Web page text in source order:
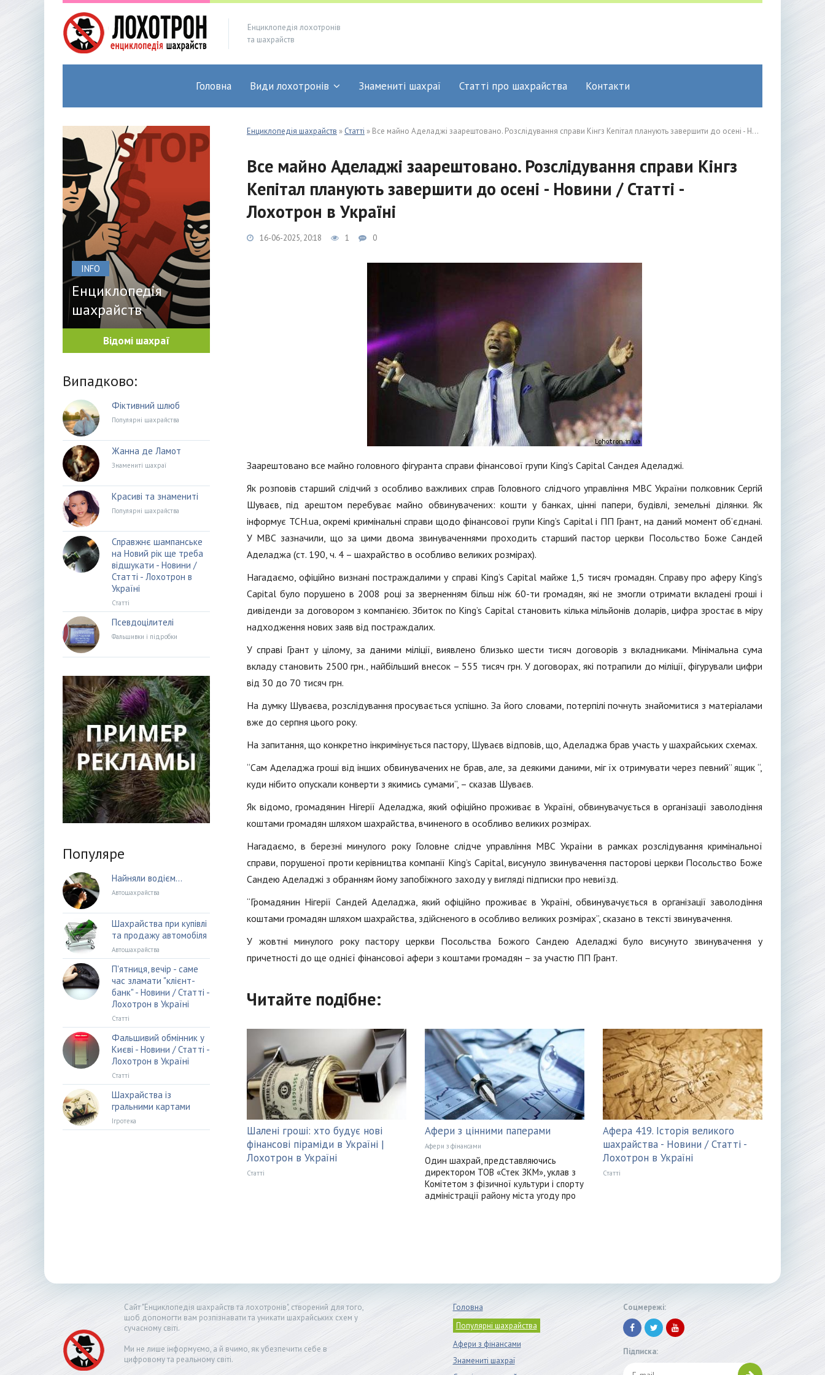
Енциклопедія лохотронів
та шахрайств
Головна Види лохотронів Знамениті шахраї Статті про шахрайства Контакти
Енциклопедія шахрайств » Статті » Все майно Аделаджі заарештовано. Розслідування справи Кінгз Кепітал планують завершити до осені - Новини / Статті - Лохотрон в Україні
Все майно Аделаджі заарештовано. Розслідування справи Кінгз
Кепітал планують завершити до осені - Новини / Статті -
Лохотрон в Україні
16-06-2025, 20:18 1 0
Заарештовано все майно головного фігуранта справи фінансової групи King’s Capital Сандея Аделаджі.
Як розповів старший слідчий з особливо важливих справ Головного слідчого управління МВС України полковник Сергій
Шуваєв, під арештом перебуває майно обвинувачених: кошти у банках, цінні папери, будівлі, земельні ділянки. Як
інформує ТСН.ua, окремі кримінальні справи щодо фінансової групи King’s Capital і ПП Грант, на даний момент об’єднані.
У МВС зазначили, що за цими двома звинуваченнями проходить старший пастор церкви Посольство Боже Сандей
Аделаджа (ст. 190, ч. 4 – шахрайство в особливо великих розмірах).
Нагадаємо, офіційно визнані постраждалими у справі King’s Capital майже 1,5 тисяч громадян. Справу про аферу King’s
Capital було порушено в 2008 році за зверненням більш ніж 60-ти громадян, які не змогли отримати вкладені гроші і
дивіденди за договором з компанією. Збиток по King’s Capital становить кілька мільйонів доларів, цифра зростає в міру
надходження нових заяв від постраждалих.
У справі Грант у цілому, за даними міліції, виявлено близько шести тисяч договорів з вкладниками. Мінімальна сума
вкладу становить 2500 грн., найбільший внесок – 555 тисяч грн. У договорах, які потрапили до міліції, фігурували цифри
від 30 до 70 тисяч грн.
На думку Шуваєва, розслідування просувається успішно. За його словами, потерпілі почнуть знайомитися з матеріалами
вже до серпня цього року.
На запитання, що конкретно інкримінується пастору, Шуваєв відповів, що, Аделаджа брав участь у шахрайських схемах.
“Сам Аделаджа гроші від інших обвинувачених не брав, але, за деякими даними, міг їх отримувати через певний” ящик “,
куди нібито опускали конверти з якимись сумами”, – сказав Шуваєв.
Як відомо, громадянин Нігерії Аделаджа, який офіційно проживає в Україні, обвинувачується в організації заволодіння
коштами громадян шляхом шахрайства, вчиненого в особливо великих розмірах.
Нагадаємо, в березні минулого року Головне слідче управління МВС України в рамках розслідування кримінальної
справи, порушеної проти керівництва компанії King’s Capital, висунуло звинувачення пасторові церкви Посольство Боже
Сандею Аделаджі з обранням йому запобіжного заходу у вигляді підписки про невиїзд.
“Громадянин Нігерії Сандей Аделаджа, який офіційно проживає в Україні, обвинувачується в організації заволодіння
коштами громадян шляхом шахрайства, здійсненого в особливо великих розмірах”, сказано в тексті звинувачення.
У жовтні минулого року пастору церкви Посольства Божого Сандею Аделаджі було висунуто звинувачення у
причетності до ще однієї фінансової афери з коштами громадян – за участю ПП Грант.
Читайте подібне:
Шалені гроші: хто будує нові
фінансові піраміди в Україні |
Лохотрон в Україні
Статті
Афери з цінними паперами
Афери з фінансами
Один шахрай, представляючись
директором ТОВ «Стек ЗКМ», уклав з
Комітетом з фізичної культури і спорту
адміністрації району міста угоду про
Афера 419. Історія великого
шахрайства - Новини / Статті -
Лохотрон в Україні
Статті
INFO
Енциклопедія
шахрайств
Відомі шахраї
Випадково:
Фіктивний шлюб
Популярні шахрайства
Жанна де Ламот
Знамениті шахраї
Красиві та знамениті
Популярні шахрайства
Справжнє шампанське
на Новий рік ще треба
відшукати - Новини /
Статті - Лохотрон в
Україні
Статті
Псевдоцілителі
Фальшивки і підробки
Популяре
Найняли водієм…
Автошахрайства
Шахрайства при купівлі
та продажу автомобіля
Автошахрайства
П'ятниця, вечір - саме
час зламати "клієнт-
банк" - Новини / Статті -
Лохотрон в Україні
Статті
Фальшивий обмінник у
Києві - Новини / Статті -
Лохотрон в Україні
Статті
Шахрайства із
гральними картами
Ігротека
Сайт "Енциклопедія шахрайств та лохотронів", створений для того,
щоб допомогти вам розпізнавати та уникати шахрайських схем у
сучасному світі.
Ми не лише інформуємо, а й вчимо, як убезпечити себе в
цифровому та реальному світі.
Головна
Популярні шахрайства
Афери з фінансами
Знамениті шахраї
Соцмережі:
Підписка: